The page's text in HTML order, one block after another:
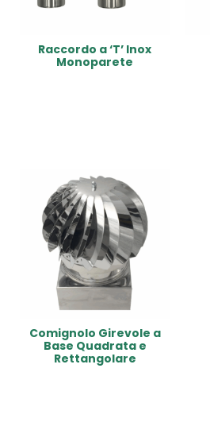
Raccordo a ‘T’ Inox
Monoparete
Comignolo Girevole a
Base Quadrata e
Rettangolare